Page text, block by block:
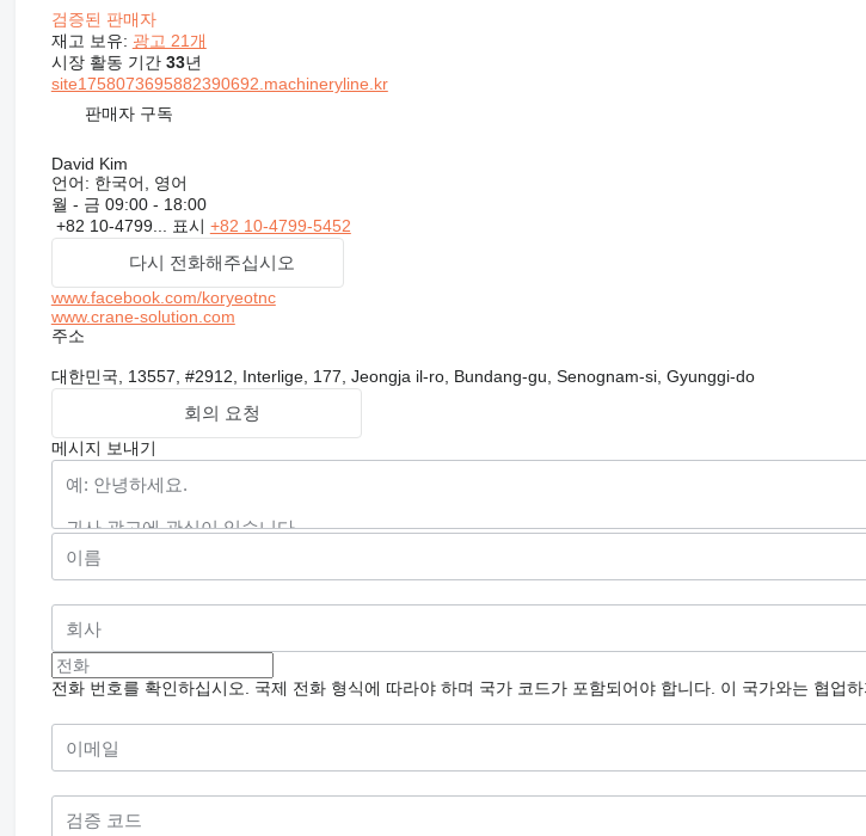
검증된 판매자
재고 보유: 광고 21개
시장 활동 기간 33년
site1758073695882390692.machineryline.kr
판매자 구독
David Kim
언어: 한국어, 영어
월 - 금 09:00 - 18:00
+82 10-4799... 표시 +82 10-4799-5452
다시 전화해주십시오
www.facebook.com/koryeotnc
www.crane-solution.com
주소
대한민국, 13557, #2912, Interlige, 177, Jeongja il-ro, Bundang-gu, Senognam-si, Gyunggi-do
회의 요청
메시지 보내기
전화 번호를 확인하십시오. 국제 전화 형식에 따라야 하며 국가 코드가 포함되어야 합니다. 이 국가와는 협업